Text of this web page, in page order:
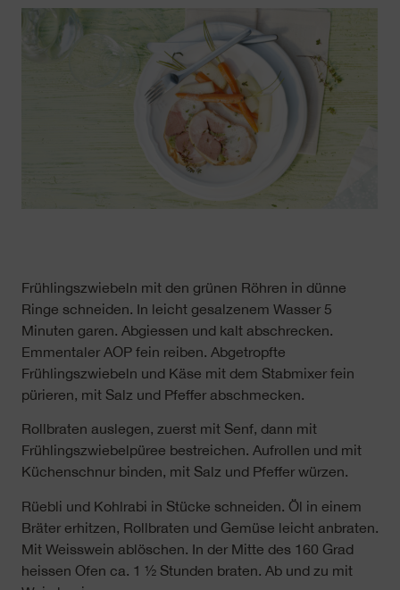
Frühlingszwiebeln mit den grünen Röhren in dünne
Ringe schneiden. In leicht gesalzenem Wasser 5
Minuten garen. Abgiessen und kalt abschrecken.
Emmentaler AOP fein reiben. Abgetropfte
Frühlingszwiebeln und Käse mit dem Stabmixer fein
pürieren, mit Salz und Pfeffer abschmecken.
Rollbraten auslegen, zuerst mit Senf, dann mit
Frühlingszwiebelpüree bestreichen. Aufrollen und mit
Küchenschnur binden, mit Salz und Pfeffer würzen.
Rüebli und Kohlrabi in Stücke schneiden. Öl in einem
Bräter erhitzen, Rollbraten und Gemüse leicht anbraten.
Mit Weisswein ablöschen. In der Mitte des 160 Grad
heissen Ofen ca. 1 ½ Stunden braten. Ab und zu mit